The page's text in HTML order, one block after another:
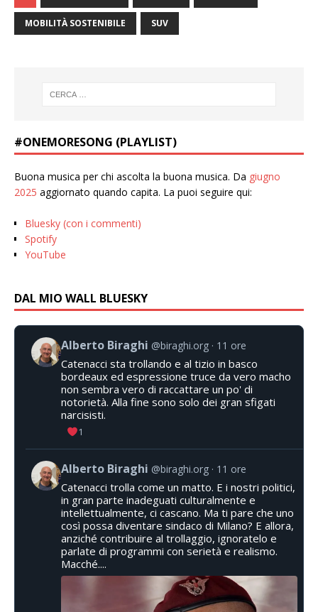
MOBILITÀ SOSTENIBILE SUV
#ONEMORESONG (PLAYLIST)
Buona musica per chi ascolta la buona musica. Da giugno
2025 aggiornato quando capita. La puoi seguire qui:
Bluesky (con i commenti)
Spotify
YouTube
DAL MIO WALL BLUESKY
Alberto Biraghi @biraghi.org 11 ore
Catenacci sta trollando e al tizio in basco
bordeaux ed espressione truce da vero macho
non sembra vero di raccattare un po' di
notorietà. Alla fine sono solo dei gran sfigati
narcisisti.
1
Alberto Biraghi @biraghi.org 11 ore
Catenacci trolla come un matto. E i nostri politici,
in gran parte inadeguati culturalmente e
intellettualmente, ci cascano. Ma ti pare che uno
così possa diventare sindaco di Milano? E allora,
anziché contribuire al trollaggio, ignoratelo e
parlate di programmi con serietà e realismo.
Macché....